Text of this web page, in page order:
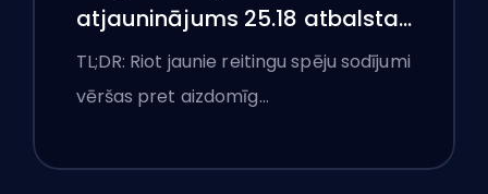
atjauninājums 25.18 atbalsta
aizliegumus un boostēšanas
karogus
TL;DR: Riot jaunie reitingu spēju sodījumi
vēršas pret aizdomīg…